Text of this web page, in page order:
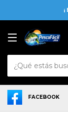
¡
FACEBOOK